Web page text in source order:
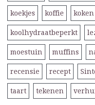
koekjes koffie koken
koolhydraatbeperkt
moestuin muffins
recensie recept
taart tekenen